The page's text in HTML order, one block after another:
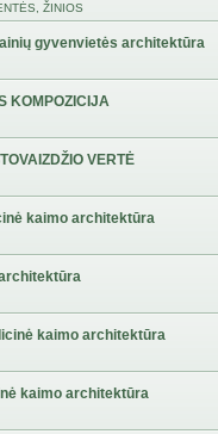
ŽINIOS
gyvenvietės architektūra
KOMPOZICIJA
VERTĖ
kaimo architektūra
kaimo architektūra
kaimo architektūra